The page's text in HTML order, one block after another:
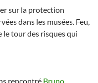
sur la protection
dans les musées. Feu,
le tour des risques qui
rencontré Bruno